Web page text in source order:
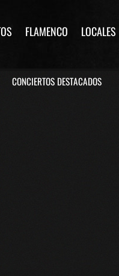
FLAMENCO LOCALES
CONCIERTOS DESTACADOS